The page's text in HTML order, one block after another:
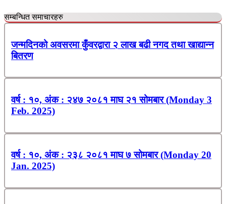
सम्बन्धित समाचारहरु
जन्मदिनको अवसरमा कुँवरद्वारा २ लाख बढी नगद तथा खाद्यान्न
बितरण
वर्ष : १०, अंक : २४७ २०८१ माघ २१ सोमबार (Monday 3
Feb. 2025)
वर्ष : १०, अंक : २३८ २०८१ माघ ७ सोमबार (Monday 20
Jan. 2025)